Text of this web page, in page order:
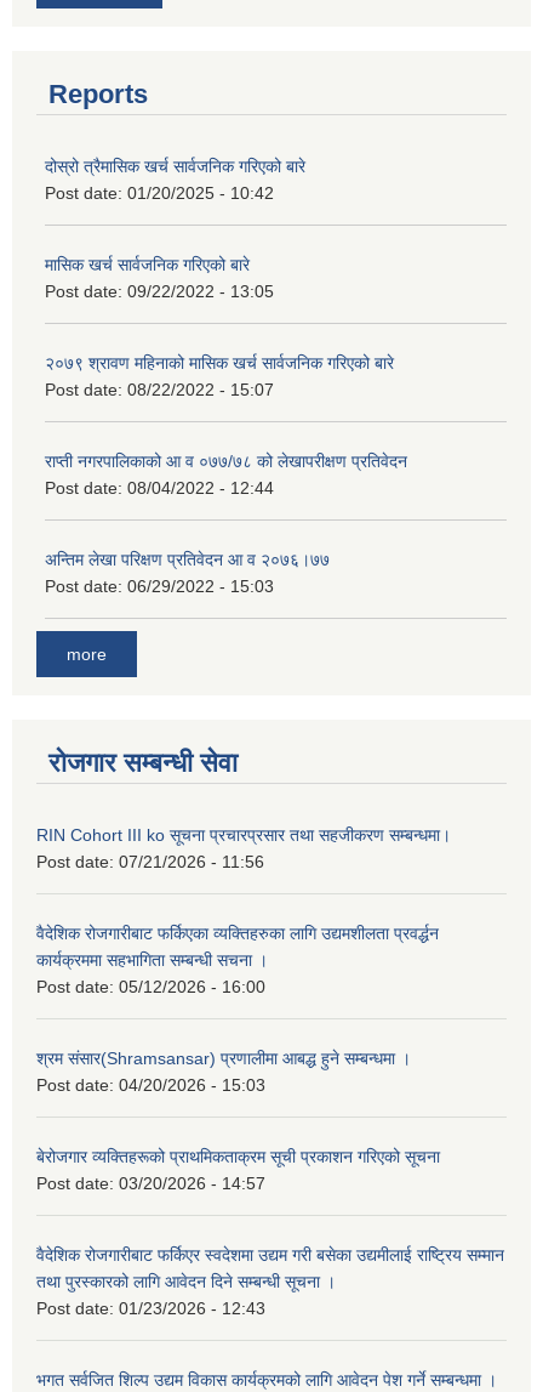
Reports
दोस्रो त्रैमासिक खर्च सार्वजनिक गरिएको बारे
Post date: 01/20/2025 - 10:42
मासिक खर्च सार्वजनिक गरिएको बारे
Post date: 09/22/2022 - 13:05
२०७९ श्रावण महिनाको मासिक खर्च सार्वजनिक गरिएको बारे
Post date: 08/22/2022 - 15:07
राप्ती नगरपालिकाको आ व ०७७/७८ को लेखापरीक्षण प्रतिवेदन
Post date: 08/04/2022 - 12:44
अन्तिम लेखा परिक्षण प्रतिवेदन आ व २०७६।७७
Post date: 06/29/2022 - 15:03
more
रोजगार सम्बन्धी सेवा
RIN Cohort III ko सूचना प्रचारप्रसार तथा सहजीकरण सम्बन्धमा।
Post date: 07/21/2026 - 11:56
वैदेशिक रोजगारीबाट फर्किएका व्यक्तिहरुका लागि उद्यमशीलता प्रवर्द्धन
कार्यक्रममा सहभागिता सम्बन्धी सचना ।
Post date: 05/12/2026 - 16:00
श्रम संसार(Shramsansar) प्रणालीमा आबद्ध हुने सम्बन्धमा ।
Post date: 04/20/2026 - 15:03
बेरोजगार व्यक्तिहरूको प्राथमिकताक्रम सूची प्रकाशन गरिएको सूचना
Post date: 03/20/2026 - 14:57
वैदेशिक रोजगारीबाट फर्किएर स्वदेशमा उद्यम गरी बसेका उद्यमीलाई राष्ट्रिय सम्मान
तथा पुरस्कारको लागि आवेदन दिने सम्बन्धी सूचना ।
Post date: 01/23/2026 - 12:43
भगत सर्वजित शिल्प उद्यम विकास कार्यक्रमको लागि आवेदन पेश गर्ने सम्बन्धमा ।